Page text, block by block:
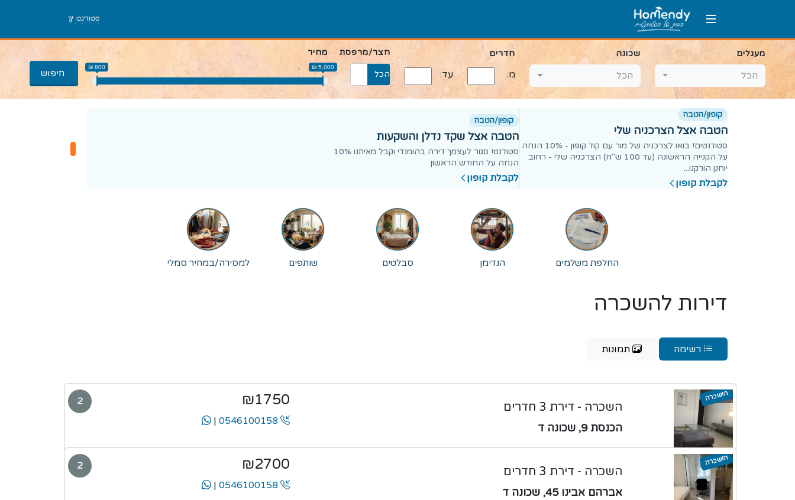
מעגלים
הכל
שכונה
הכל
חדרים
מ: עד:
חצר/מרפסת
יש הכל
מחיר
800 ₪ 5,000 ₪
חיפוש
קופון/הטבה
הטבה אצל הצרכניה שלי
סטודנטים! בואו לצרכניה של מור עם קוד קופון - 10% הנחה
על הקנייה הראשונה (עד 100 ש"ח) הצרכניה שלי - רחוב
יוחנן הורקנו...
לקבלת קופון
קופון/הטבה
הטבה אצל שקד נדלן והשקעות
סטודנט! סגור לעצמך דירה בהומנדי וקבל מאיתנו 10%
הנחה על החודש הראשון
לקבלת קופון
החלפת משלמים הנדימן סבלטים שותפים למסירה/במחיר סמלי
דירות להשכרה
רשימה תמונות
הושכרה
השכרה - דירת 3 חדרים
הכנסת 9, שכונה ד
₪1750
|
2
הושכרה
השכרה - דירת 3 חדרים
אברהם אבינו 45, שכונה ד
₪2700
|
2